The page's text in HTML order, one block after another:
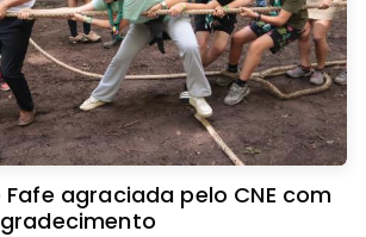
agraciada pelo CNE com